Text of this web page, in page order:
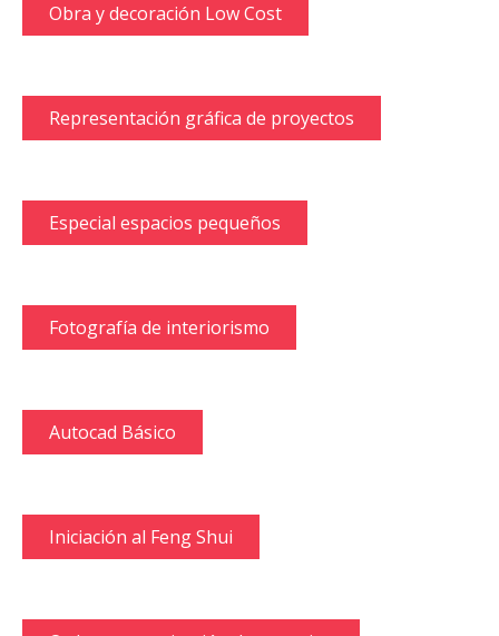
Obra y decoración Low Cost
Representación gráfica de proyectos
Especial espacios pequeños
Fotografía de interiorismo
Autocad Básico
Iniciación al Feng Shui